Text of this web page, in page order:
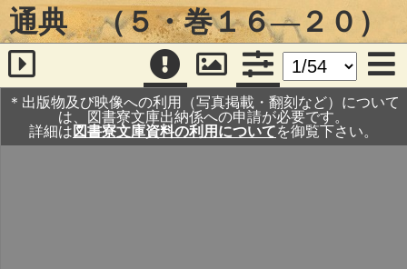
通典 （５・巻１６―２０）
＊出版物及び映像への利用（写真掲載・翻刻など）について
は、図書寮文庫出納係への申請が必要です。
詳細は 図書寮文庫資料の利用についてを御覧下さい。